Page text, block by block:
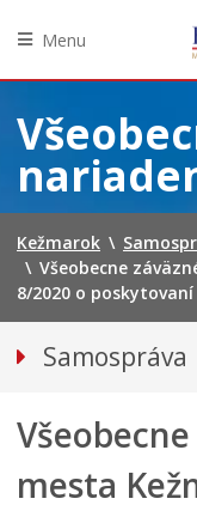
na
obsah
Menu
Kežmarok \
\ Všeobecne
8/2020 o
Samospráva
Mestské
Mestská školská
mesta